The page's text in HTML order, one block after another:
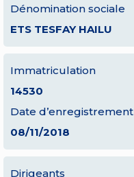
Dénomination sociale
ETS TESFAY HAILU
Immatriculation
14530
Date d’enregistrement
08/11/2018
Dirigeants